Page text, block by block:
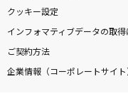
クッキー設定
インフォマティブデータの取得
ご契約方法
企業情報（コーポレートサイト